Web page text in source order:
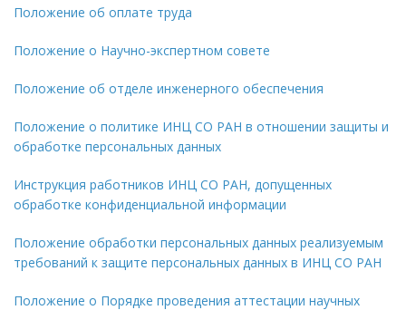
Положение об оплате труда
Положение о Научно-экспертном совете
Положение об отделе инженерного обеспечения
Положение о политике ИНЦ СО РАН в отношении защиты и
обработке персональных данных
Инструкция работников ИНЦ СО РАН, допущенных
обработке конфиденциальной информации
Положение обработки персональных данных реализуемым
требований к защите персональных данных в ИНЦ СО РАН
Положение о Порядке проведения аттестации научных